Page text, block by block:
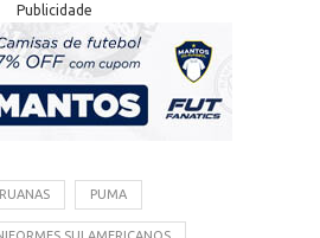
Publicidade
PUMA
SULAMERICANOS